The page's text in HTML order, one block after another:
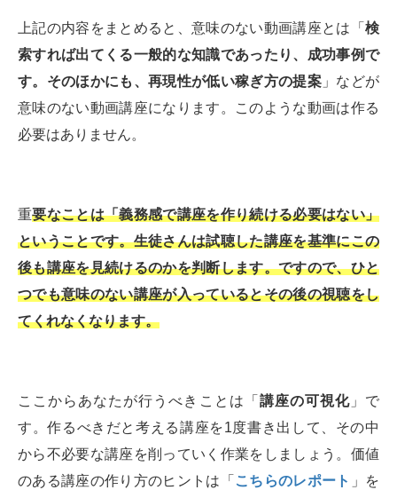
上記の内容をまとめると、意味のない動画講座とは「 検
索すれば出てくる一般的な知識であったり、成功事例で
す。そのほかにも、再現性が低い稼ぎ方の提案 」などが
意味のない動画講座になります。このような動画は作る
必要はありません。
重要なことは「義務感で講座を作り続ける必要はない」
ということです。生徒さんは試聴した講座を基準にこの
後も講座を見続けるのかを判断します。ですので、ひと
つでも意味のない講座が入っているとその後の視聴をし
てくれなくなります。
ここからあなたが行うべきことは「 講座の可視化」で
す。作るべきだと考える講座を1度書き出して、その中
から不必要な講座を削っていく作業をしましょう。価値
のある講座の作り方のヒントは「 こちらのレポート 」を